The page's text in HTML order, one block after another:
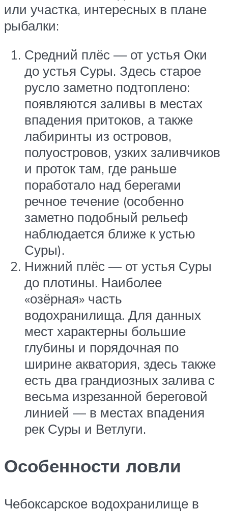
или участка, интересных в плане
рыбалки:
Средний плёс — от устья Оки
до устья Суры. Здесь старое
русло заметно подтоплено:
появляются заливы в местах
впадения притоков, а также
лабиринты из островов,
полуостровов, узких заливчиков
и проток там, где раньше
поработало над берегами
речное течение (особенно
заметно подобный рельеф
наблюдается ближе к устью
Суры).
Нижний плёс — от устья Суры
до плотины. Наиболее
«озёрная» часть
водохранилища. Для данных
мест характерны большие
глубины и порядочная по
ширине акватория, здесь также
есть два грандиозных залива с
весьма изрезанной береговой
линией — в местах впадения
рек Суры и Ветлуги.
Особенности ловли
Чебоксарское водохранилище в